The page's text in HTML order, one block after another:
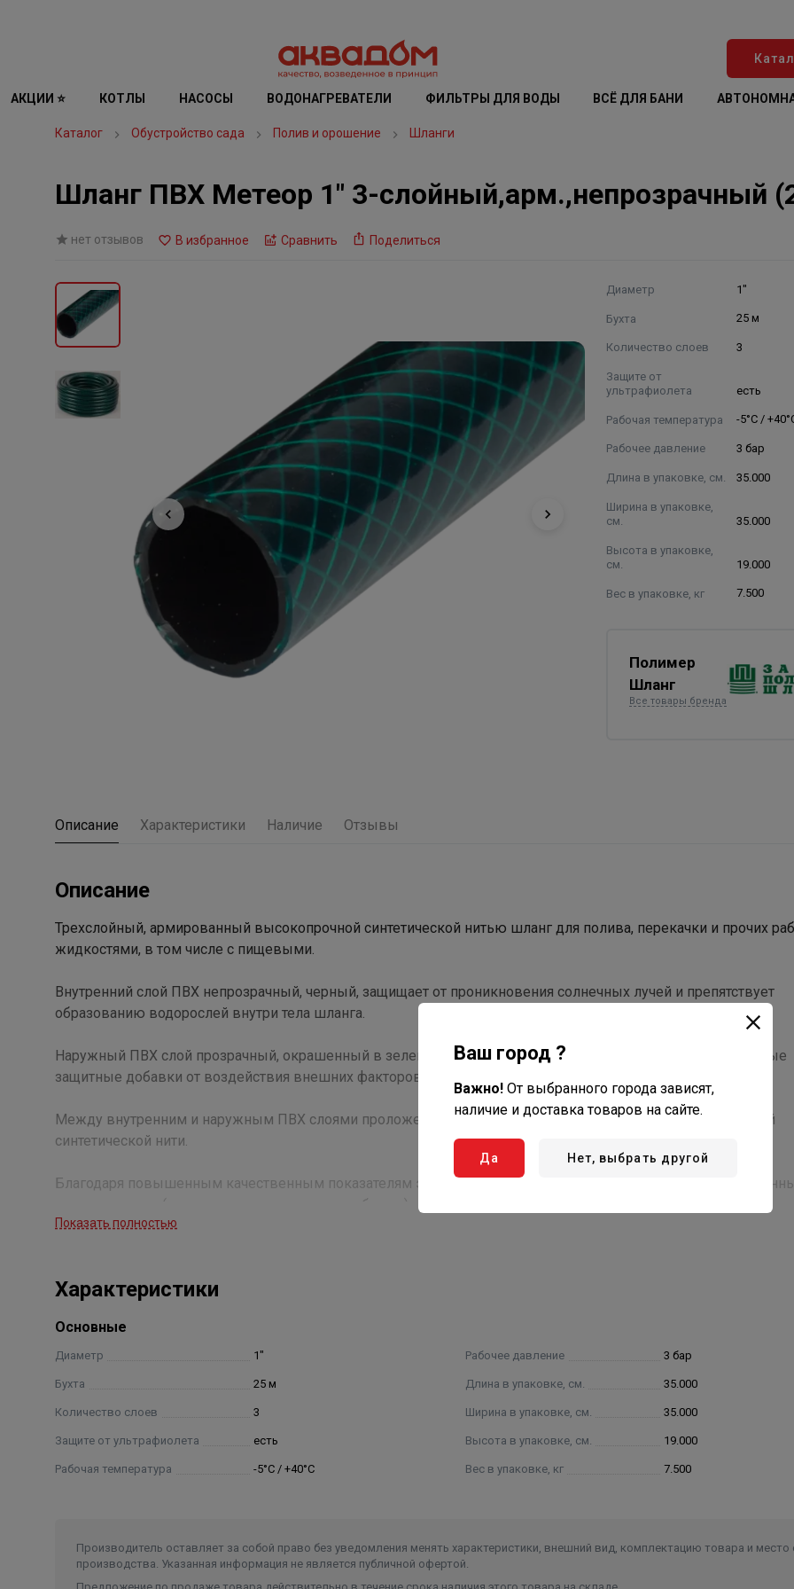
АКЦИИ ⭐ КОТЛЫ НАСОСЫ ВОДОНАГРЕВАТЕЛИ ФИЛЬТРЫ ДЛЯ ВОДЫ ВСЁ ДЛЯ БАНИ
Каталог Обустройство сада Полив и орошение Шланги
Шланг ПВХ Метеор 1" 3-слойный,арм.,непрозрачный
нет отзывов В избранное Сравнить Поделиться
Диаметр 1"
Бухта 25 м
Количество слоев 3
Защите от
ультрафиолета
есть
Рабочая температура -5°С /
Рабочее давление 3 бар
Длина в упаковке, см. 35.000
Ширина в упаковке,
см.
35.000
Высота в упаковке,
см.
19.000
Вес в упаковке, кг 7.500
Полимер
Шланг
Все товары бренда
Описание Характеристики Наличие Отзывы
Описание
Трехслойный, армированный высокопрочной синтетической нитью шланг для полива, перекачки и прочих
жидкостями, в том числе с пищевыми.
Внутренний слой ПВХ непрозрачный, черный, защищает от проникновения солнечных лучей и препятствует
образованию водорослей внутри тела шланга.
Наружный ПВХ слой прозрачный, окрашенный в зеленый цвет. При производстве используют специальные
защитные добавки от воздействия внешних факторов, таких как ультрафиолетовое излучение, истирание.
Между внутренним и наружным ПВХ слоями проложен высокопрочный плетеный корд из высокопрочной
синтетической нити.
Благодаря повышенным качественным показателям этот вид шланга имеет более высокие
Показать полностью
Характеристики
Основные
Диаметр 1"
Бухта 25 м
Количество слоев 3
Защите от ультрафиолета есть
Рабочая температура -5°С / +40°С
Рабочее давление 3 бар
Длина в упаковке, см. 35.000
Ширина в упаковке, см. 35.000
Высота в упаковке, см. 19.000
Вес в упаковке, кг 7.500
Производитель оставляет за собой право без уведомления менять характеристики, внешний вид, комплектацию товара и место
производства. Указанная информация не является публичной офертой.
Ваш город ?
Важно! От выбранного города зависят,
наличие и доставка товаров на сайте.
Да Нет, выбрать другой